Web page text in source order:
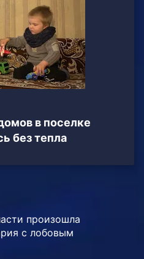
в поселке
без тепла
произошла
с лобовым